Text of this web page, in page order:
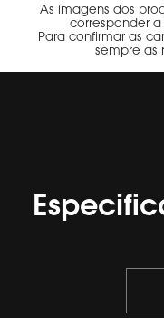
As imagens dos
corresponder
Para confirmar as
sempre as